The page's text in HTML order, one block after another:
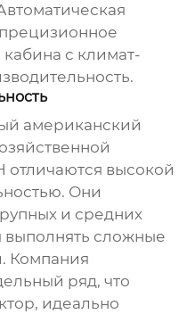
с климат-
американский
отличаются высокой
Они
и средних
выполнять сложные
Компания
ряд, что
идеально